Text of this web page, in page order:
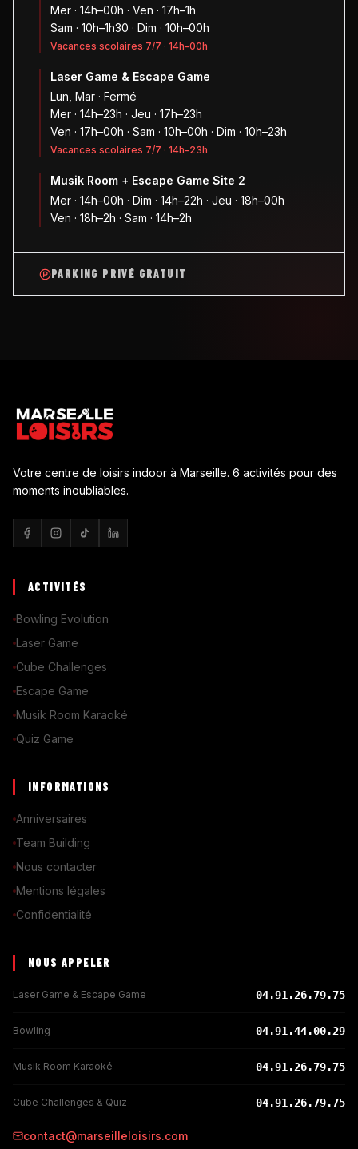
Mer · 14h–00h · Ven · 17h–1h
Sam · 10h–1h30 · Dim · 10h–00h
Vacances scolaires 7/7 · 14h–00h
Laser Game & Escape Game
Lun, Mar · Fermé
Mer · 14h–23h · Jeu · 17h–23h
Ven · 17h–00h · Sam · 10h–00h · Dim · 10h–23h
Vacances scolaires 7/7 · 14h–23h
Musik Room + Escape Game Site 2
Mer · 14h–00h · Dim · 14h–22h · Jeu · 18h–00h
Ven · 18h–2h · Sam · 14h–2h
PARKING PRIVÉ GRATUIT
Votre centre de loisirs indoor à Marseille. 6 activités pour des
moments inoubliables.
ACTIVITÉS
Bowling Evolution
Laser Game
Cube Challenges
Escape Game
Musik Room Karaoké
Quiz Game
INFORMATIONS
Anniversaires
Team Building
Nous contacter
Mentions légales
Confidentialité
NOUS APPELER
Laser Game & Escape Game 04.91.26.79.75
Bowling 04.91.44.00.29
Musik Room Karaoké 04.91.26.79.75
Cube Challenges & Quiz 04.91.26.79.75
contact@marseilleloisirs.com